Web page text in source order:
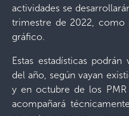
actividades se
trimestre de 2022, como
gráfico.
Estas estadísticas
del año, según vayan
y en octubre de los
acompañará